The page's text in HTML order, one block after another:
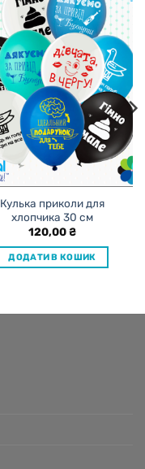
Кулька приколи для
хлопчика 30 см
120,00₴
ДОДАТИ В КОШИК